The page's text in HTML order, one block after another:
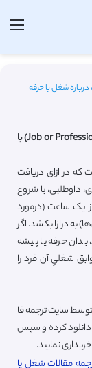
درباره شغل یا حرفه
دانلود رایگان مقالات انگلیسی در مورد شغل یا حرفه (Job or Profession) با
در ازای دریافت
داوطلبی، یا شروع
یک ساعت (درمورد
به درازا بکشد. اگر
حرفه یا پیشه
شغلیِ آن فرد را
سایت ترجمه فا
دانلود کرده و سپس
نمایید.
مقالات شغل یا